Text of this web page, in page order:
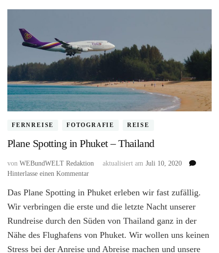
FERNREISE FOTOGRAFIE REISE
Plane Spotting in Phuket – Thailand
von WEBundWELT Redaktion aktualisiert am Juli 10, 2020
Hinterlasse einen Kommentarzu
Spotting
in
–
Thailand
Das Plane Spotting in Phuket erleben wir fast zufällig.
Wir verbringen die erste und die letzte Nacht unserer
Rundreise durch den Süden von Thailand ganz in der
Nähe des Flughafens von Phuket. Wir wollen uns keinen
Stress bei der Anreise und Abreise machen und unsere